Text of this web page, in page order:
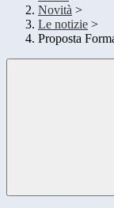
Novità >
Le notizie >
Proposta